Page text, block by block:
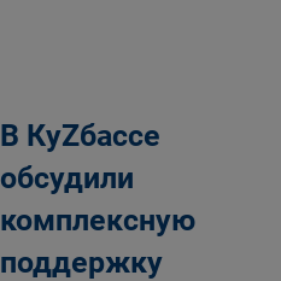
В КуZбассе
обсудили
комплексную
поддержку